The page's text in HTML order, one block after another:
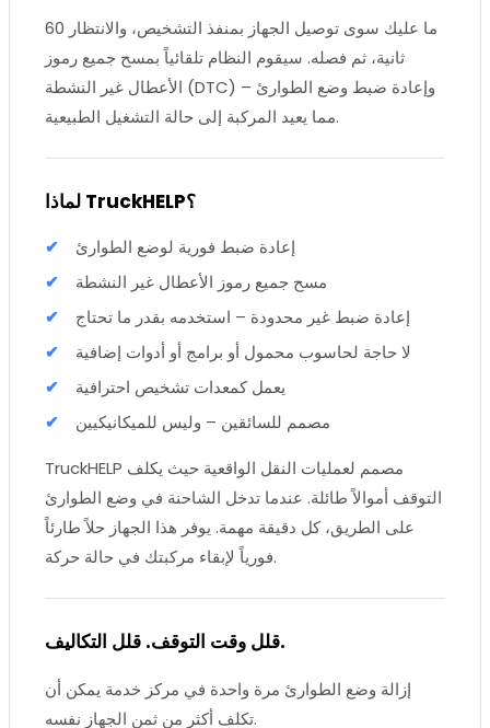
ما عليك سوى توصيل الجهاز بمنفذ التشخيص، والانتظار 60
ثانية، ثم فصله. سيقوم النظام تلقائياً بمسح جميع رموز
الأعطال غير النشطة (DTC) وإعادة ضبط وضع الطوارئ –
مما يعيد المركبة إلى حالة التشغيل الطبيعية.
لماذا TruckHELP؟
إعادة ضبط فورية لوضع الطوارئ
مسح جميع رموز الأعطال غير النشطة
إعادة ضبط غير محدودة – استخدمه بقدر ما تحتاج
لا حاجة لحاسوب محمول أو برامج أو أدوات إضافية
يعمل كمعدات تشخيص احترافية
مصمم للسائقين – وليس للميكانيكيين
TruckHELP مصمم لعمليات النقل الواقعية حيث يكلف
التوقف أموالاً طائلة. عندما تدخل الشاحنة في وضع الطوارئ
على الطريق، كل دقيقة مهمة. يوفر هذا الجهاز حلاً طارئاً
فورياً لإبقاء مركبتك في حالة حركة.
قلل وقت التوقف. قلل التكاليف.
إزالة وضع الطوارئ مرة واحدة في مركز خدمة يمكن أن
تكلف أكثر من ثمن الجهاز نفسه.